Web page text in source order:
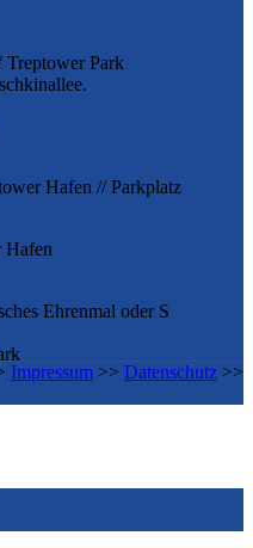
Treptower Park
Hafen // Parkplatz
Hafen
Ehrenmal oder S
Impressum >> Datenschutz >>